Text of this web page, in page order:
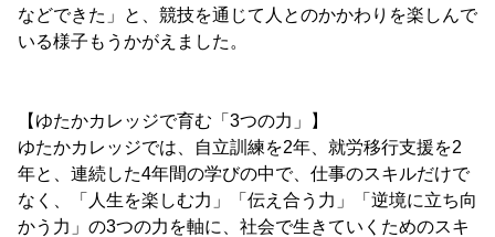
などできた」と、競技を通じて人とのかかわりを楽しんで
いる様子もうかがえました。
【ゆたかカレッジで育む「3つの力」】
ゆたかカレッジでは、自立訓練を2年、就労移行支援を2
年と、連続した4年間の学びの中で、仕事のスキルだけで
なく、「人生を楽しむ力」「伝え合う力」「逆境に立ち向
かう力」の3つの力を軸に、社会で生きていくためのスキ